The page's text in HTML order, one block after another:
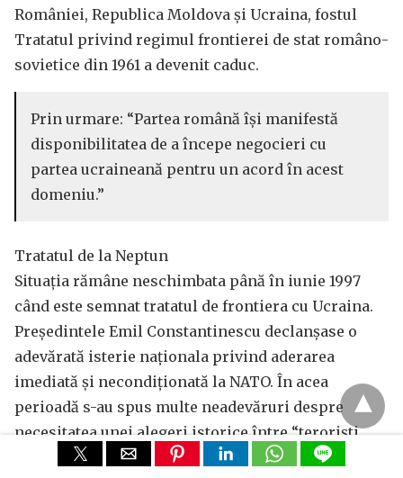
României, Republica Moldova şi Ucraina, fostul
Tratatul privind regimul frontierei de stat româno-
sovietice din 1961 a devenit caduc.
Prin urmare: “Partea română îşi manifestă
disponibilitatea de a începe negocieri cu
partea ucraineană pentru un acord în acest
domeniu.”
Tratatul de la Neptun
Situația rămâne neschimbata până în iunie 1997
când este semnat tratatul de frontiera cu Ucraina.
Preşedintele Emil Constantinescu declanșase o
adevărată isterie naționala privind aderarea
imediată și necondiţionată la NATO. În acea
perioadă s-au spus multe neadevăruri despre
necesitatea unei alegeri istorice între “teroriști
arabi” și “lumea civilizată”, sau între întoarcerea